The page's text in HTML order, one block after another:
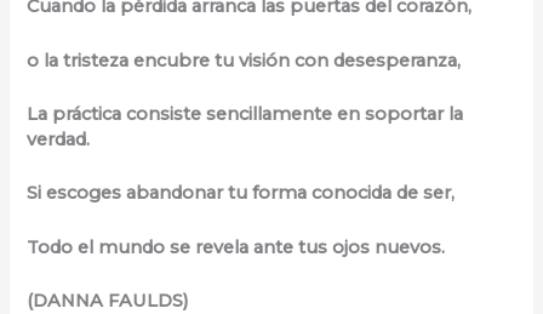
Cuando la pérdida arranca las puertas del corazón,
o la tristeza encubre tu visión con desesperanza,
La práctica consiste sencillamente en soportar la
verdad.
Si escoges abandonar tu forma conocida de ser,
Todo el mundo se revela ante tus ojos nuevos.
(DANNA FAULDS)